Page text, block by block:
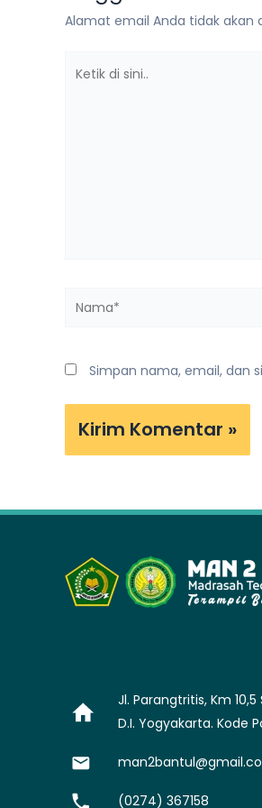
Alamat email Anda tidak akan
Nama*
Simpan nama, email, dan
Jl. Parangtritis, Km
D.I. Yogyakarta. Kode
(0274) 367158